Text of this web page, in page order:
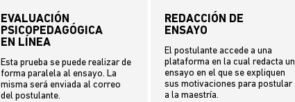
EVALUACIÓN
PSICOPEDAGÓGICA
EN LÍNEA
Esta prueba se puede realizar de
forma paralela al ensayo. La
misma será enviada al correo
del postulante.
REDACCIÓN DE
ENSAYO
El postulante accede a una
plataforma en la cual redacta un
ensayo en el que se expliquen
sus motivaciones para postular
a la maestría.